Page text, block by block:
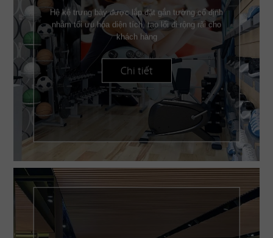
Hệ kệ trưng bày được lắp đặt gắn tường cố định
nhằm tối ưu hóa diện tích, tạo lối đi rộng rãi cho
khách hàng
Chi tiết